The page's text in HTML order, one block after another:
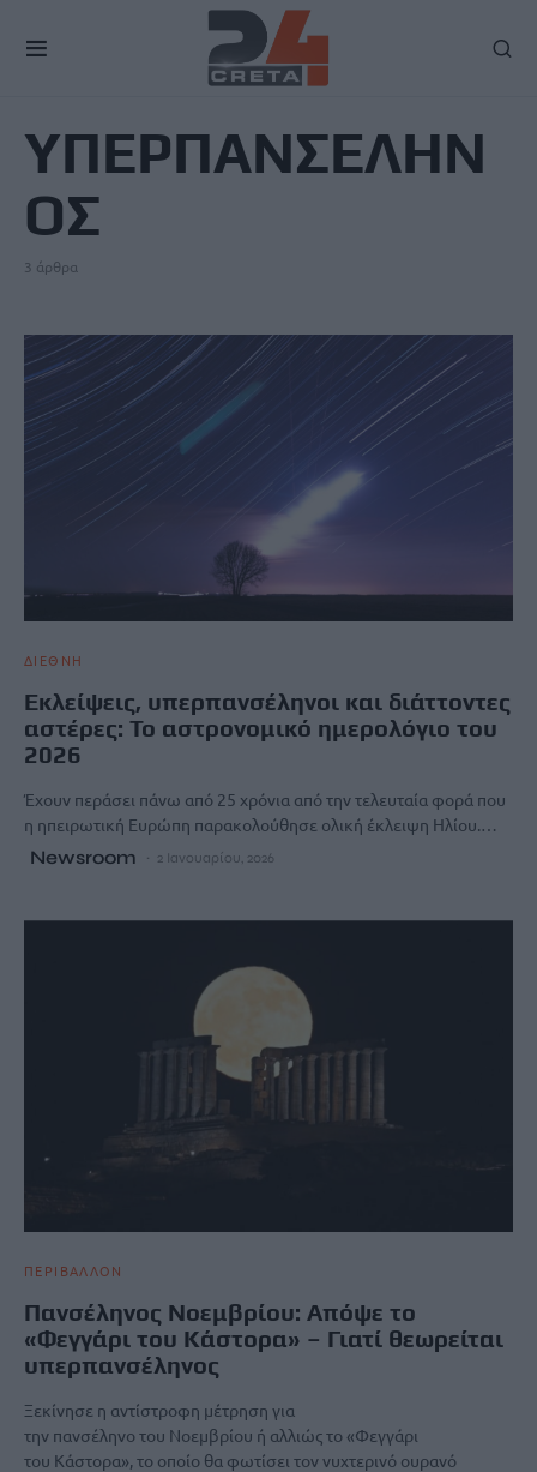
ΥΠΕΡΠΑΝΣΕΛΗΝ
ΟΣ
3 άρθρα
ΔΙΕΘΝΗ
Εκλείψεις, υπερπανσέληνοι και διάττοντες
αστέρες: Το αστρονομικό ημερολόγιο του
2026
Έχουν περάσει πάνω από 25 χρόνια από την τελευταία φορά που
η ηπειρωτική Ευρώπη παρακολούθησε ολική έκλειψη Ηλίου.…
Newsroom 2 Ιανουαρίου, 2026
ΠΕΡΙΒΑΛΛΟΝ
Πανσέληνος Νοεμβρίου: Απόψε το
«Φεγγάρι του Κάστορα» – Γιατί θεωρείται
υπερπανσέληνος
Ξεκίνησε η αντίστροφη μέτρηση για
την πανσέληνο του Νοεμβρίου ή αλλιώς το «Φεγγάρι
του Κάστορα», το οποίο θα φωτίσει τον νυχτερινό ουρανό